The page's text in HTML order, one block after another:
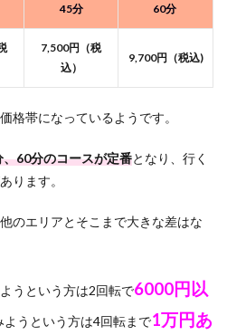
45分 60分
7,500円（税
込）
9,700円（税込)
格帯になっているようです。
60分のコースが定番となり、行く
ります。
のエリアとそこまで大きな差はな
うという方は2回転で6000円 以
ようという方は4回転まで1万円あ